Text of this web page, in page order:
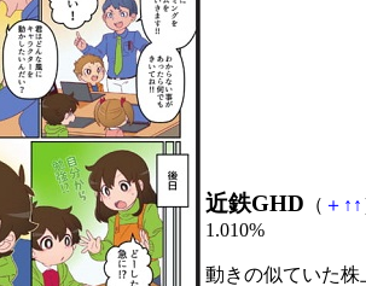
近鉄GHD （ ＋ ↑ ↑
1.010%
動きの似ていた